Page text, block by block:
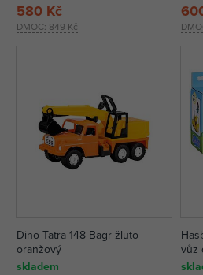
DMOC: 849 Kč
580 Kč
Dino Tatra 148 Bagr žluto
oranžový
skladem
vůz